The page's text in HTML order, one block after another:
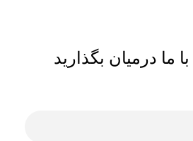
ما درمیان بگذارید